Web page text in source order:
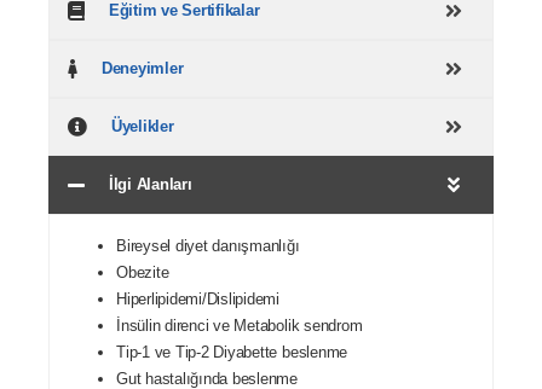
Eğitim ve Sertifikalar
Deneyimler
Üyelikler
İlgi Alanları
Bireysel diyet danışmanlığı
Obezite
Hiperlipidemi/Dislipidemi
İnsülin direnci ve Metabolik sendrom
Tip-1 ve Tip-2 Diyabette beslenme
Gut hastalığında beslenme